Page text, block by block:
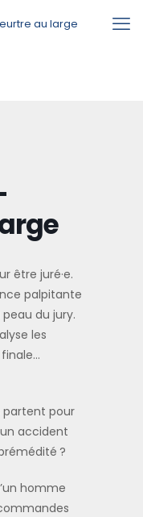
être juré·e.
palpitante
du jury.
les
partent pour
accident
?
homme